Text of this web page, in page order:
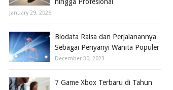
January 29, 2026
Biodata Raisa dan Perjalanannya
Sebagai Penyanyi Wanita Populer
December 30, 2023
7 Game Xbox Terbaru di Tahun